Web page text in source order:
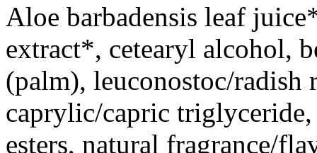
Aloe barbadensis leaf
extract*, cetearyl alcohol,
(palm), leuconostoc/
caprylic/capric
esters, natural fragrance/